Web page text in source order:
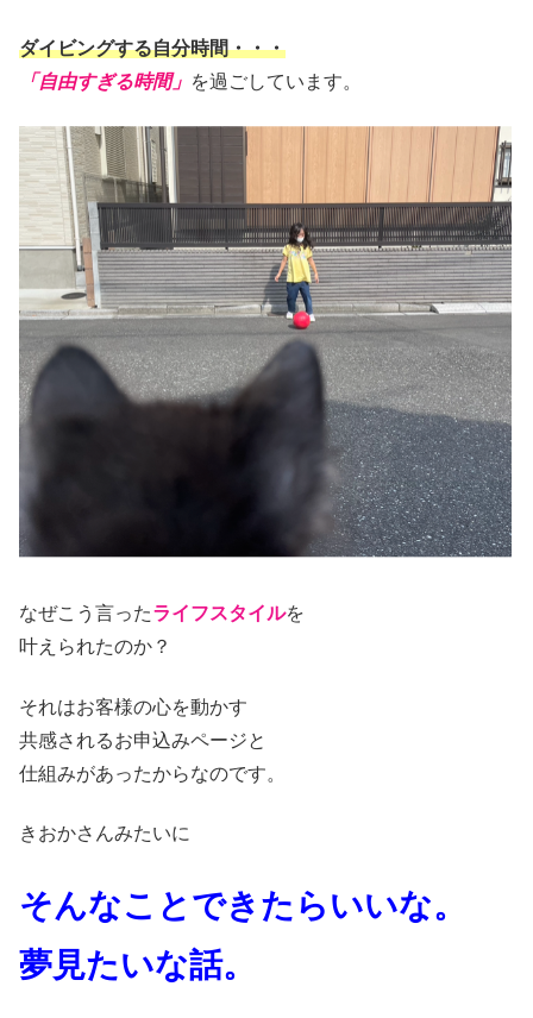
ダイビングする自分時間・・・
「自由すぎる時間」 を過ごしています。
なぜこう言ったライフスタイルを
叶えられたのか？
それはお客様の心を動かす
共感されるお申込みページと
仕組みがあったからなのです。
きおかさんみたいに
そんなことできたらいいな。
夢見たいな話。